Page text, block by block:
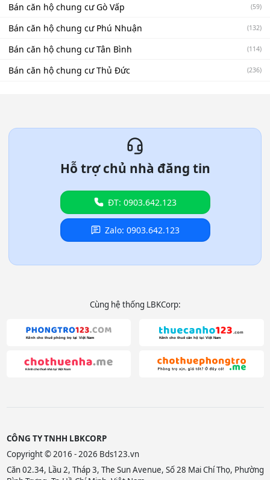
Bán căn hộ chung cư Gò Vấp (59)
Bán căn hộ chung cư Phú Nhuận (132)
Bán căn hộ chung cư Tân Bình (114)
Bán căn hộ chung cư Thủ Đức (236)
Hỗ trợ chủ nhà đăng tin
ĐT: 0903.642.123
Zalo: 0903.642.123
Cùng hệ thống LBKCorp:
CÔNG TY TNHH LBKCORP
Copyright © 2016 - 2026 Bds123.vn
Căn 02.34, Lầu 2, Tháp 3, The Sun Avenue, Số 28 Mai Chí Thọ, Phường